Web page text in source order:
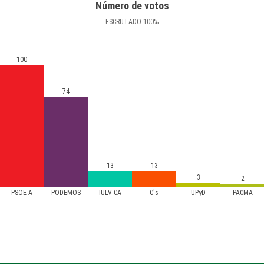
Número de votos
ESCRUTADO 100%
PSOE-A PODEMOS IULV-CA C's UPyD PACMA
100
74
13
13
3
2